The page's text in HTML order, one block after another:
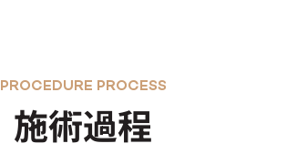
施術過程
PROCEDURE PROCESS